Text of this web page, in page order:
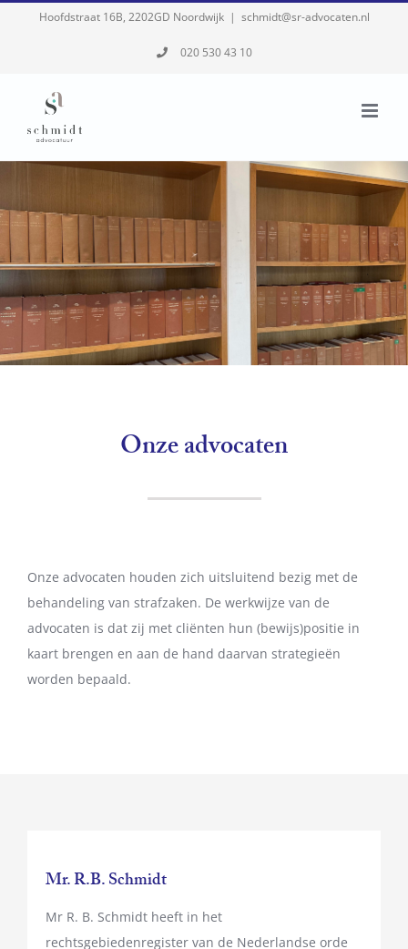
Hoofdstraat 16B, 2202GD Noordwijk | schmidt@sr-advocaten.nl
020 530 43 10
Onze advocaten
Onze advocaten houden zich uitsluitend bezig met de
behandeling van strafzaken. De werkwijze van de
advocaten is dat zij met cliënten hun (bewijs)positie in
kaart brengen en aan de hand daarvan strategieën
worden bepaald.
Mr. R.B. Schmidt
Mr R. B. Schmidt heeft in het
rechtsgebiedenregister van de Nederlandse orde